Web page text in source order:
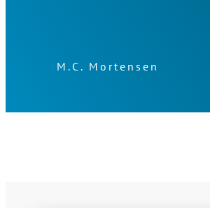
M.C. Mortensen